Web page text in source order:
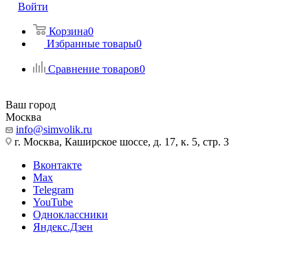
Войти
Корзина0
Избранные товары0
Сравнение товаров0
Ваш город
Москва
info@simvolik.ru
г. Москва, Каширское шоссе, д. 17, к. 5, стр. 3
Вконтакте
Max
Telegram
YouTube
Одноклассники
Яндекс.Дзен